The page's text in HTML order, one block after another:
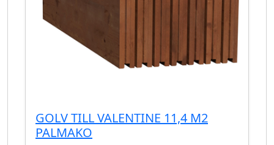
GOLV TILL VALENTINE 11,4 M2
PALMAKO